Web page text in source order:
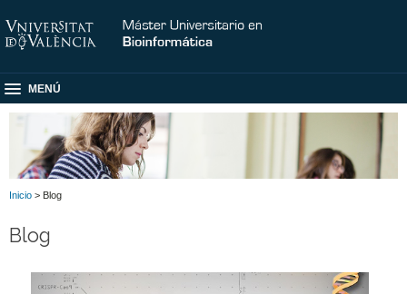
MENÚ
Inicio > Blog
Blog